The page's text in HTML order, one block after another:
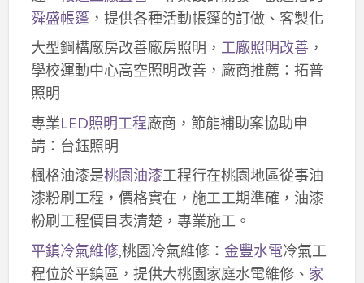
舜盛帳篷，提供各種活動帳篷的訂做、客製化
大型鋼構廠房改善廠房照明， 工廠照明改善，
學校運動中心高空照明改善，廠商推薦：拓普
照明
專業LED照明工程廠商，節能補助案協助申
請：台鈺照明
楓格油漆是桃園油漆工程行在桃園地區從事油
漆粉刷工程，價格實在，施工工期準確，油漆
粉刷工程價目表清楚，專業施工。
平鎮冷氣維修,桃園冷氣維修： 金豐水電冷氣工
程位於平鎮區，提供大桃園家庭水電維修、 家